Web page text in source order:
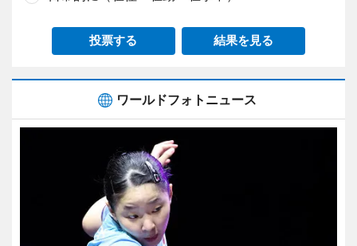
投票する 結果を見る
ワールドフォトニュース